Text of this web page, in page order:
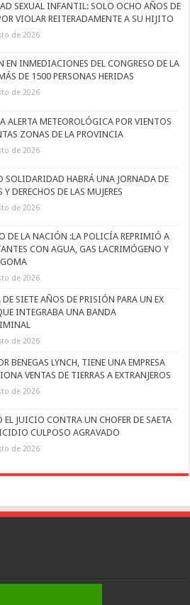
SEXUAL INFANTIL: SOLO OCHO AÑOS DE
VIOLAR REITERADAMENTE A SU HIJITO
de 2026
EN INMEDIACIONES DEL CONGRESO DE LA
DE 1500 PERSONAS HERIDAS
de 2026
ALERTA METEOROLÓGICA POR VIENTOS
ZONAS DE LA PROVINCIA
de 2026
SOLIDARIDAD HABRÁ UNA JORNADA DE
Y DERECHOS DE LAS MUJERES
de 2026
DE LA NACIÓN :LA POLICÍA REPRIMIÓ A
CON AGUA, GAS LACRIMÓGENO Y
de 2026
SIETE AÑOS DE PRISIÓN PARA UN EX
INTEGRABA UNA BANDA
de 2026
BENEGAS LYNCH, TIENE UNA EMPRESA
VENTAS DE TIERRAS A EXTRANJEROS
de 2026
EL JUICIO CONTRA UN CHOFER DE SAETA
CULPOSO AGRAVADO
de 2026